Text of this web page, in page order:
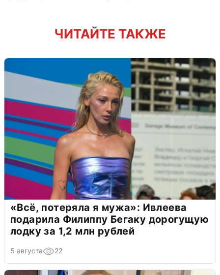
ЧИТАЙТЕ ТАКЖЕ
«Всё, потеряла я мужа»: Ивлеева
подарила Филиппу Бегаку дорогущую
лодку за 1,2 млн рублей
5 августа 22